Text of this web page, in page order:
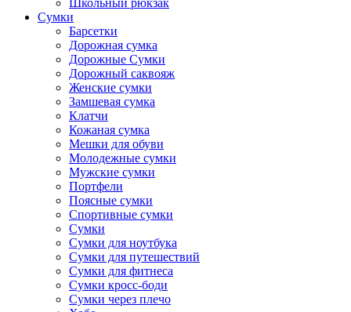
Школьный рюкзак
Сумки
Барсетки
Дорожная сумка
Дорожные Сумки
Дорожный саквояж
Женские сумки
Замшевая сумка
Клатчи
Кожаная сумка
Мешки для обуви
Молодежные сумки
Мужские сумки
Портфели
Поясные сумки
Спортивные сумки
Сумки
Сумки для ноутбука
Сумки для путешествий
Сумки для фитнеса
Сумки кросс-боди
Сумки через плечо